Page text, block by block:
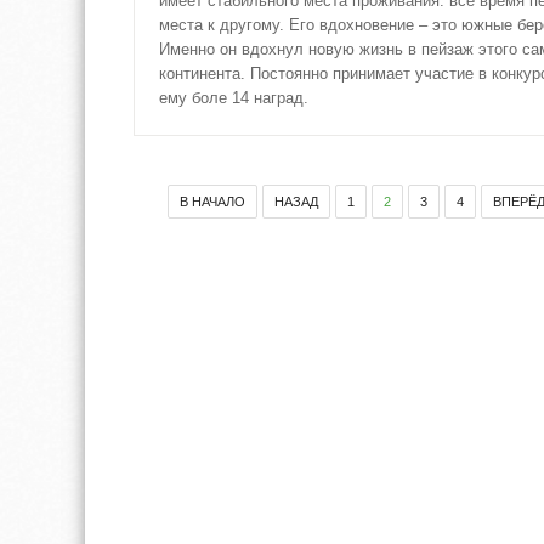
места к другому. Его вдохновение – это южные
Именно он вдохнул новую жизнь в пейзаж этого
континента. Постоянно принимает участие в
ему боле 14 наград.
В НАЧАЛО НАЗАД 1 2 3 4 ВПЕРЁД